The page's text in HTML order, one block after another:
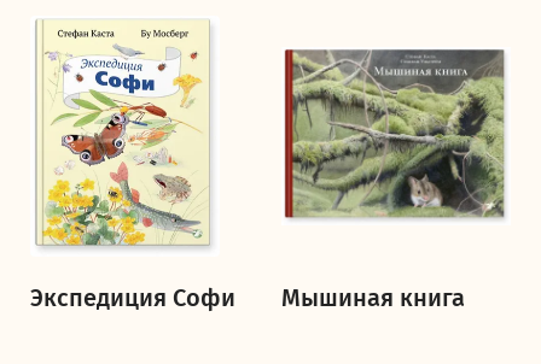
Экспедиция Софи Мышиная книга